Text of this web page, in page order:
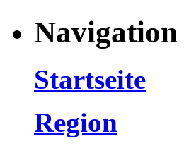
Navigation
Startseite
Region